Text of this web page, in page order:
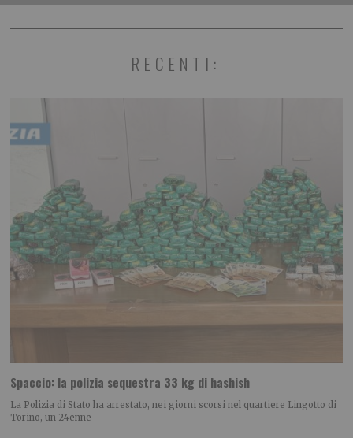
RECENTI:
Spaccio: la polizia sequestra 33 kg di hashish
La Polizia di Stato ha arrestato, nei giorni scorsi nel quartiere Lingotto di
Torino, un 24enne